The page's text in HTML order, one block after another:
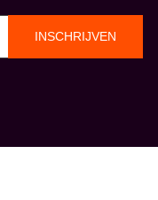
INSCHRIJVEN